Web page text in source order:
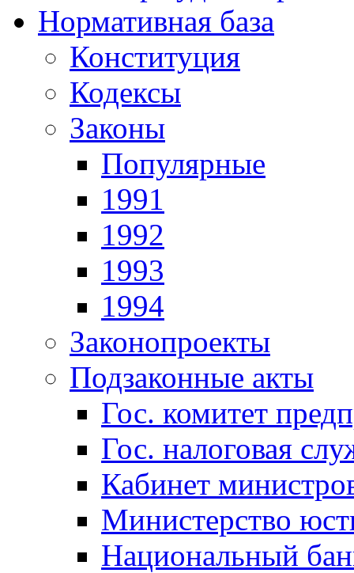
Нормативная база
Конституция
Кодексы
Законы
Популярные
1991
1992
1993
1994
Законопроекты
Подзаконные акты
Гос. комитет
Гос. налоговая
Кабинет
Министерство
Национальный